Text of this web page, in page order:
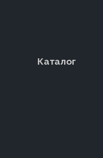
Каталог